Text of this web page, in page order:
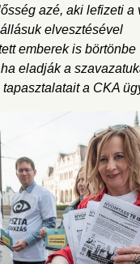
azé, aki lefizeti a
elvesztésével
emberek is börtönbe
eladják a
tapasztalatait a CKA